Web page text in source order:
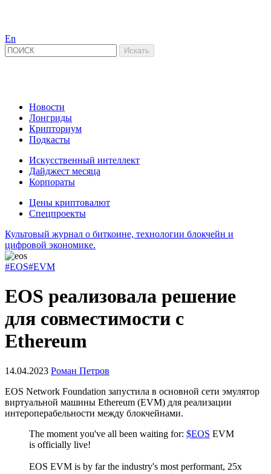
En
Новости
Лонгриды
Крипториум
Подкасты
Искусственный интеллект
Дайджест месяца
Корпораты
Цены криптовалют
Спецпроекты
Культовый журнал о биткоине, технологии блокчейн и
цифровой экономике.
#EOS#EVM
EOS реализовала решение
для совместимости с
Ethereum
14.04.2023 Роман Петров
EOS Network Foundation запустила в основной сети эмулятор
виртуальной машины Ethereum (EVM) для реализации
интероперабельности между блокчейнами.
The moment you've all been waiting for: $EOS EVM
is officially live!
EOS EVM is by far the industry's most performant, 25x